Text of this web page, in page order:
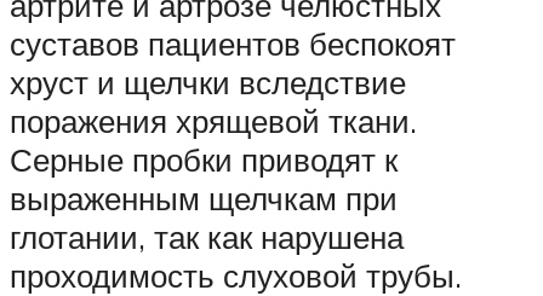
суставов пациентов беспокоят
хруст и щелчки вследствие
поражения хрящевой ткани.
Серные пробки приводят к
выраженным щелчкам при
глотании, так как нарушена
проходимость слуховой трубы.